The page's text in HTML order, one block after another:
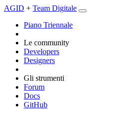
AGID + Team Digitale
Piano Triennale
Le community
Developers
Designers
Gli strumenti
Forum
Docs
GitHub